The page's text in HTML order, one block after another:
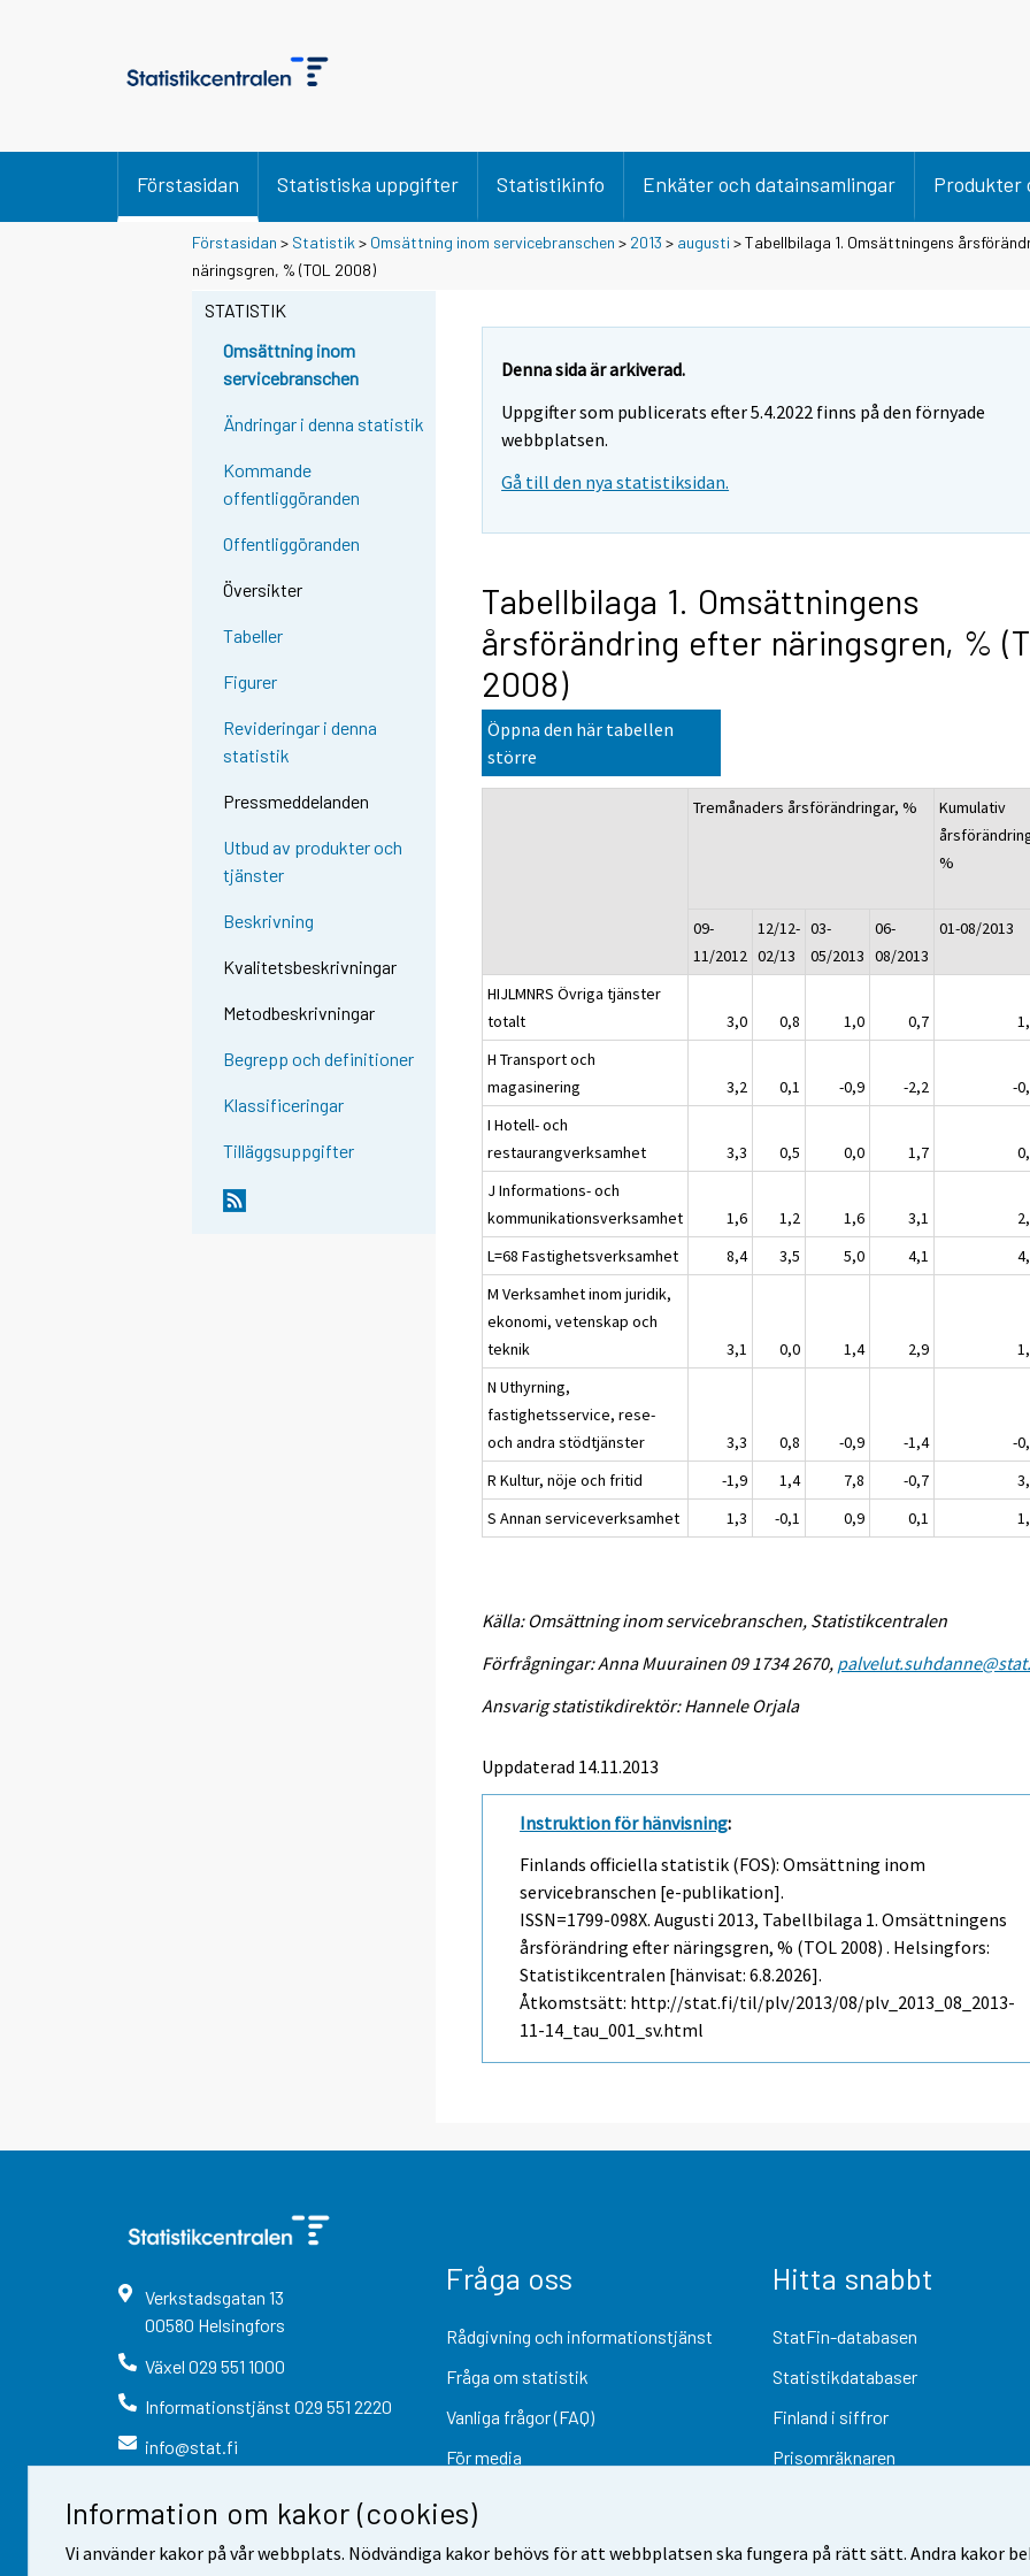
Information om kakor (cookies)
Vi använder kakor på vår webbplats. Nödvändiga kakor behövs för att webbplatsen ska fungera på rätt sätt. Andra kakor
Förstasidan Statistiska uppgifter Statistikinfo Enkäter och datainsamlingar Produkter
Förstasidan > Statistik > Omsättning inom servicebranschen > 2013 > augusti > Tabellbilaga 1. Omsättningens
näringsgren, % (TOL 2008)
STATISTIK
Omsättning inom
servicebranschen
Ändringar i denna statistik
Kommande
offentliggöranden
Offentliggöranden
Översikter
Tabeller
Figurer
Revideringar i denna
statistik
Pressmeddelanden
Utbud av produkter och
tjänster
Beskrivning
Kvalitetsbeskrivningar
Metodbeskrivningar
Begrepp och definitioner
Klassificeringar
Tilläggsuppgifter
Denna sida är arkiverad.
Uppgifter som publicerats efter 5.4.2022 finns på den förnyade
webbplatsen.
Gå till den nya statistiksidan.
Tabellbilaga 1. Omsättningens
årsförändring efter näringsgren, %
2008)
Öppna den här tabellen
större
Tremånaders årsförändringar, %
Kumulativ
%
09-
11/2012
12/12-
02/13
03-
05/2013
06-
08/2013
01-08/2013
HIJLMNRS Övriga tjänster
totalt
3,0 0,8 1,0 0,7
H Transport och
magasinering
3,2 0,1 -0,9 -2,2
-
I Hotell- och
restaurangverksamhet
3,3 0,5 0,0 1,7
J Informations- och
kommunikationsverksamhet
1,6 1,2 1,6 3,1
L=68 Fastighetsverksamhet
8,4 3,5 5,0 4,1
M Verksamhet inom juridik,
ekonomi, vetenskap och
teknik
3,1 0,0 1,4 2,9
N Uthyrning,
fastighetsservice, rese-
och andra stödtjänster
3,3 0,8 -0,9 -1,4
-
R Kultur, nöje och fritid
-1,9 1,4 7,8 -0,7
S Annan serviceverksamhet
1,3 -0,1 0,9 0,1
Källa: Omsättning inom servicebranschen, Statistikcentralen
Förfrågningar: Anna Muurainen 09 1734 2670,
Ansvarig statistikdirektör: Hannele Orjala
Uppdaterad 14.11.2013
Instruktion för hänvisning:
Finlands officiella statistik (FOS): Omsättning inom
servicebranschen [e-publikation].
ISSN=1799-098X.Augusti 2013, Tabellbilaga 1. Omsättningens
årsförändring efter näringsgren, % (TOL 2008) . Helsingfors:
Statistikcentralen [hänvisat: 6.8.2026].
Åtkomstsätt: http://stat.fi/til/plv/2013/08/plv_2013_08_2013-
11-14_tau_001_sv.html
Verkstadsgatan 13
00580 Helsingfors
Växel 029 551 1000
Informationstjänst 029 551 2220
info@stat.fi
Fråga oss
Rådgivning och informationstjänst
Fråga om statistik
Vanliga frågor (FAQ)
För media
Hitta snabbt
StatFin-databasen
Statistikdatabaser
Finland i siffror
Prisomräknaren